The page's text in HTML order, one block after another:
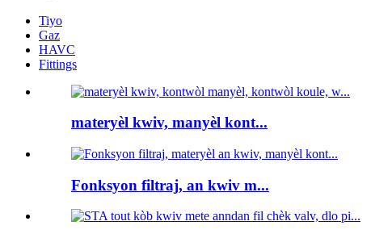
Tiyo
Gaz
HAVC
Fittings
materyèl kwiv, manyèl kont...
Fonksyon filtraj, an kwiv m...